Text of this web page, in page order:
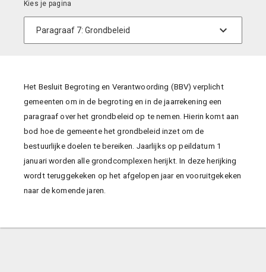
Het Besluit Begroting en Verantwoording (BBV) verplicht
gemeenten om in de begroting en in de jaarrekening een
paragraaf over het grondbeleid op te nemen. Hierin komt aan
bod hoe de gemeente het grondbeleid inzet om de
bestuurlijke doelen te bereiken. Jaarlijks op peildatum 1
januari worden alle grondcomplexen herijkt. In deze herijking
wordt teruggekeken op het afgelopen jaar en vooruitgekeken
naar de komende jaren.